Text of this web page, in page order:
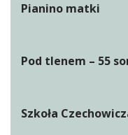
Pianino matki
Pod tlenem – 55
Szkoła